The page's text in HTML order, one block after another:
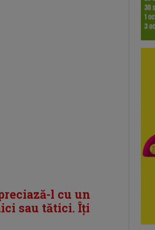
l cu un
sau tătici. Îți